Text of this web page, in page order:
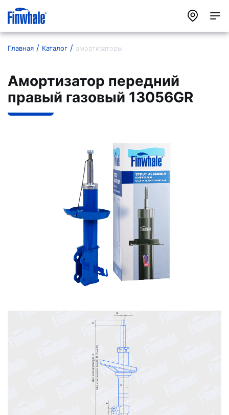
Главная Каталог амортизаторы
Амортизатор передний
правый газовый 13056GR